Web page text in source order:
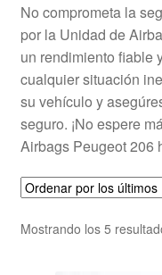
Transporte
No comprometa la
por la Unidad de
un rendimiento fiable
cualquier situación
su vehículo y
seguro. ¡No espere
Airbags Peugeot 206
Mostrando los 5